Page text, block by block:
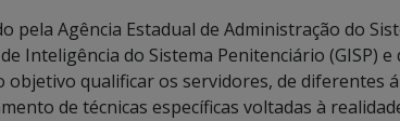
pela Agência Estadual de Administração do
Inteligência do Sistema Penitenciário (GISP)
objetivo qualificar os servidores, de diferentes
de técnicas específicas voltadas à